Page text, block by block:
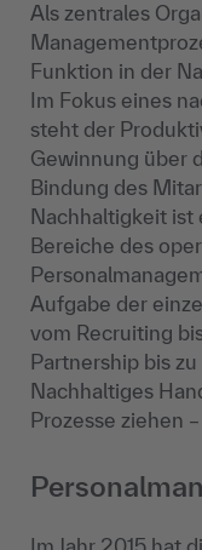
Als zentrales
Funktion in der
Im Fokus eines
steht der
Gewinnung über
Bindung des
Nachhaltigkeit ist
Bereiche des
Aufgabe der
vom Recruiting
Partnership bis
Nachhaltiges
Prozesse ziehen